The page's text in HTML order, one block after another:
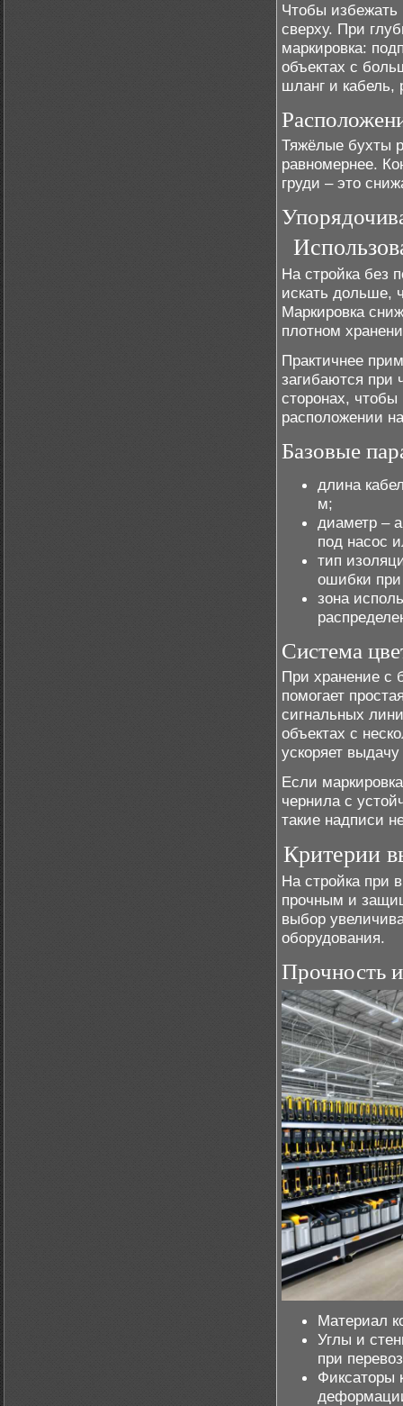
Чтобы избежать
сверху. При
маркировка:
объектах с
шланг и кабель,
Тяжёлые бухты
равномернее.
груди – это
На стройка без
искать дольше,
Маркировка
плотном
Практичнее
загибаются при
сторонах,
расположении
Базовые
длина
м;
диаметр –
под насос
тип
ошибки
зона
Система
При хранение с
помогает
сигнальных
объектах с
ускоряет
Если
чернила с
такие надписи
Критерии
На стройка при
прочным и
выбор
оборудования.
Прочность
Материал
Углы и
при
Фиксаторы